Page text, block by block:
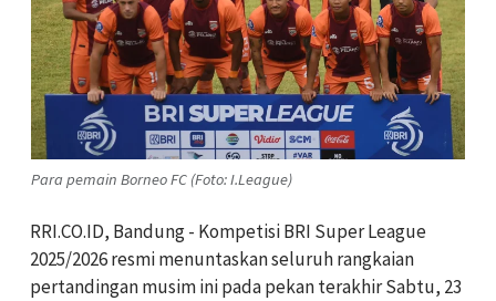
Para pemain Borneo FC (Foto: I.League)
RRI.CO.ID, Bandung - Kompetisi BRI Super League
2025/2026 resmi menuntaskan seluruh rangkaian
pertandingan musim ini pada pekan terakhir Sabtu, 23